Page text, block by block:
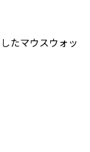
たマウスウォッ